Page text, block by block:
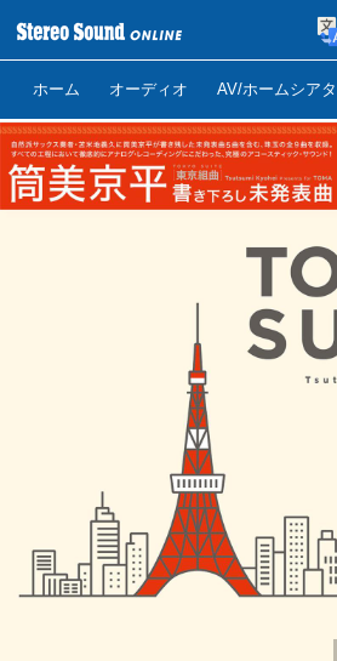
ホーム オーディオ AV/ホームシア